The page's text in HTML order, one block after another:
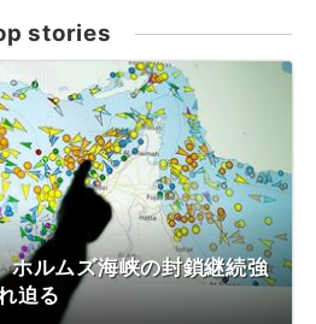
stories
ホルムズ海峡の封鎖継続強
迫る